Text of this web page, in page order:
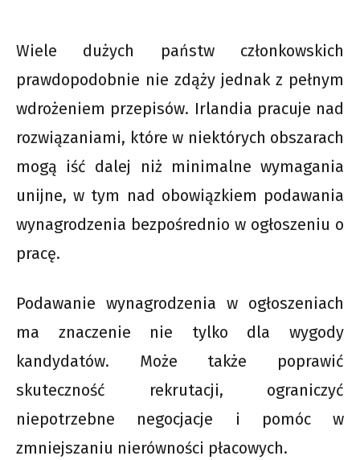
Wiele dużych państw członkowskich
prawdopodobnie nie zdąży jednak z pełnym
wdrożeniem przepisów. Irlandia pracuje nad
rozwiązaniami, które w niektórych obszarach
mogą iść dalej niż minimalne wymagania
unijne, w tym nad obowiązkiem podawania
wynagrodzenia bezpośrednio w ogłoszeniu o
pracę.
Podawanie wynagrodzenia w ogłoszeniach
ma znaczenie nie tylko dla wygody
kandydatów. Może także poprawić
skuteczność rekrutacji, ograniczyć
niepotrzebne negocjacje i pomóc w
zmniejszaniu nierówności płacowych.